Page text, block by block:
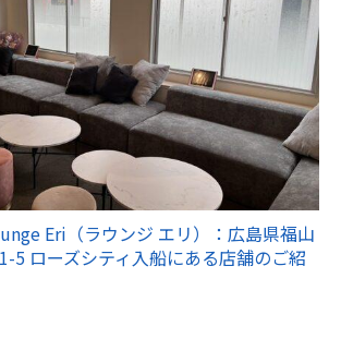
Eri（ラウンジ エリ）：広島県福山
5 ローズシティ入船にある店舗のご紹